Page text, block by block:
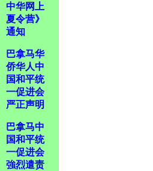
中华网上
夏令营》
通知
巴拿马华
侨华人中
国和平统
一促进会
严正声明
巴拿马中
国和平统
一促进会
強烈遣责